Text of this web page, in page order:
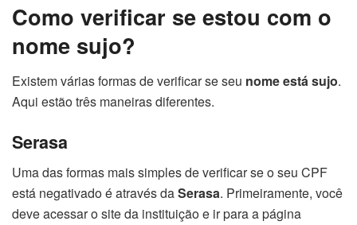
Como verificar se estou com o
nome sujo?
Existem várias formas de verificar se seu nome está sujo.
Aqui estão três maneiras diferentes.
Serasa
Uma das formas mais simples de verificar se o seu CPF
está negativado é através daSerasa. Primeiramente, você
deve acessar o site da instituição e ir para a página